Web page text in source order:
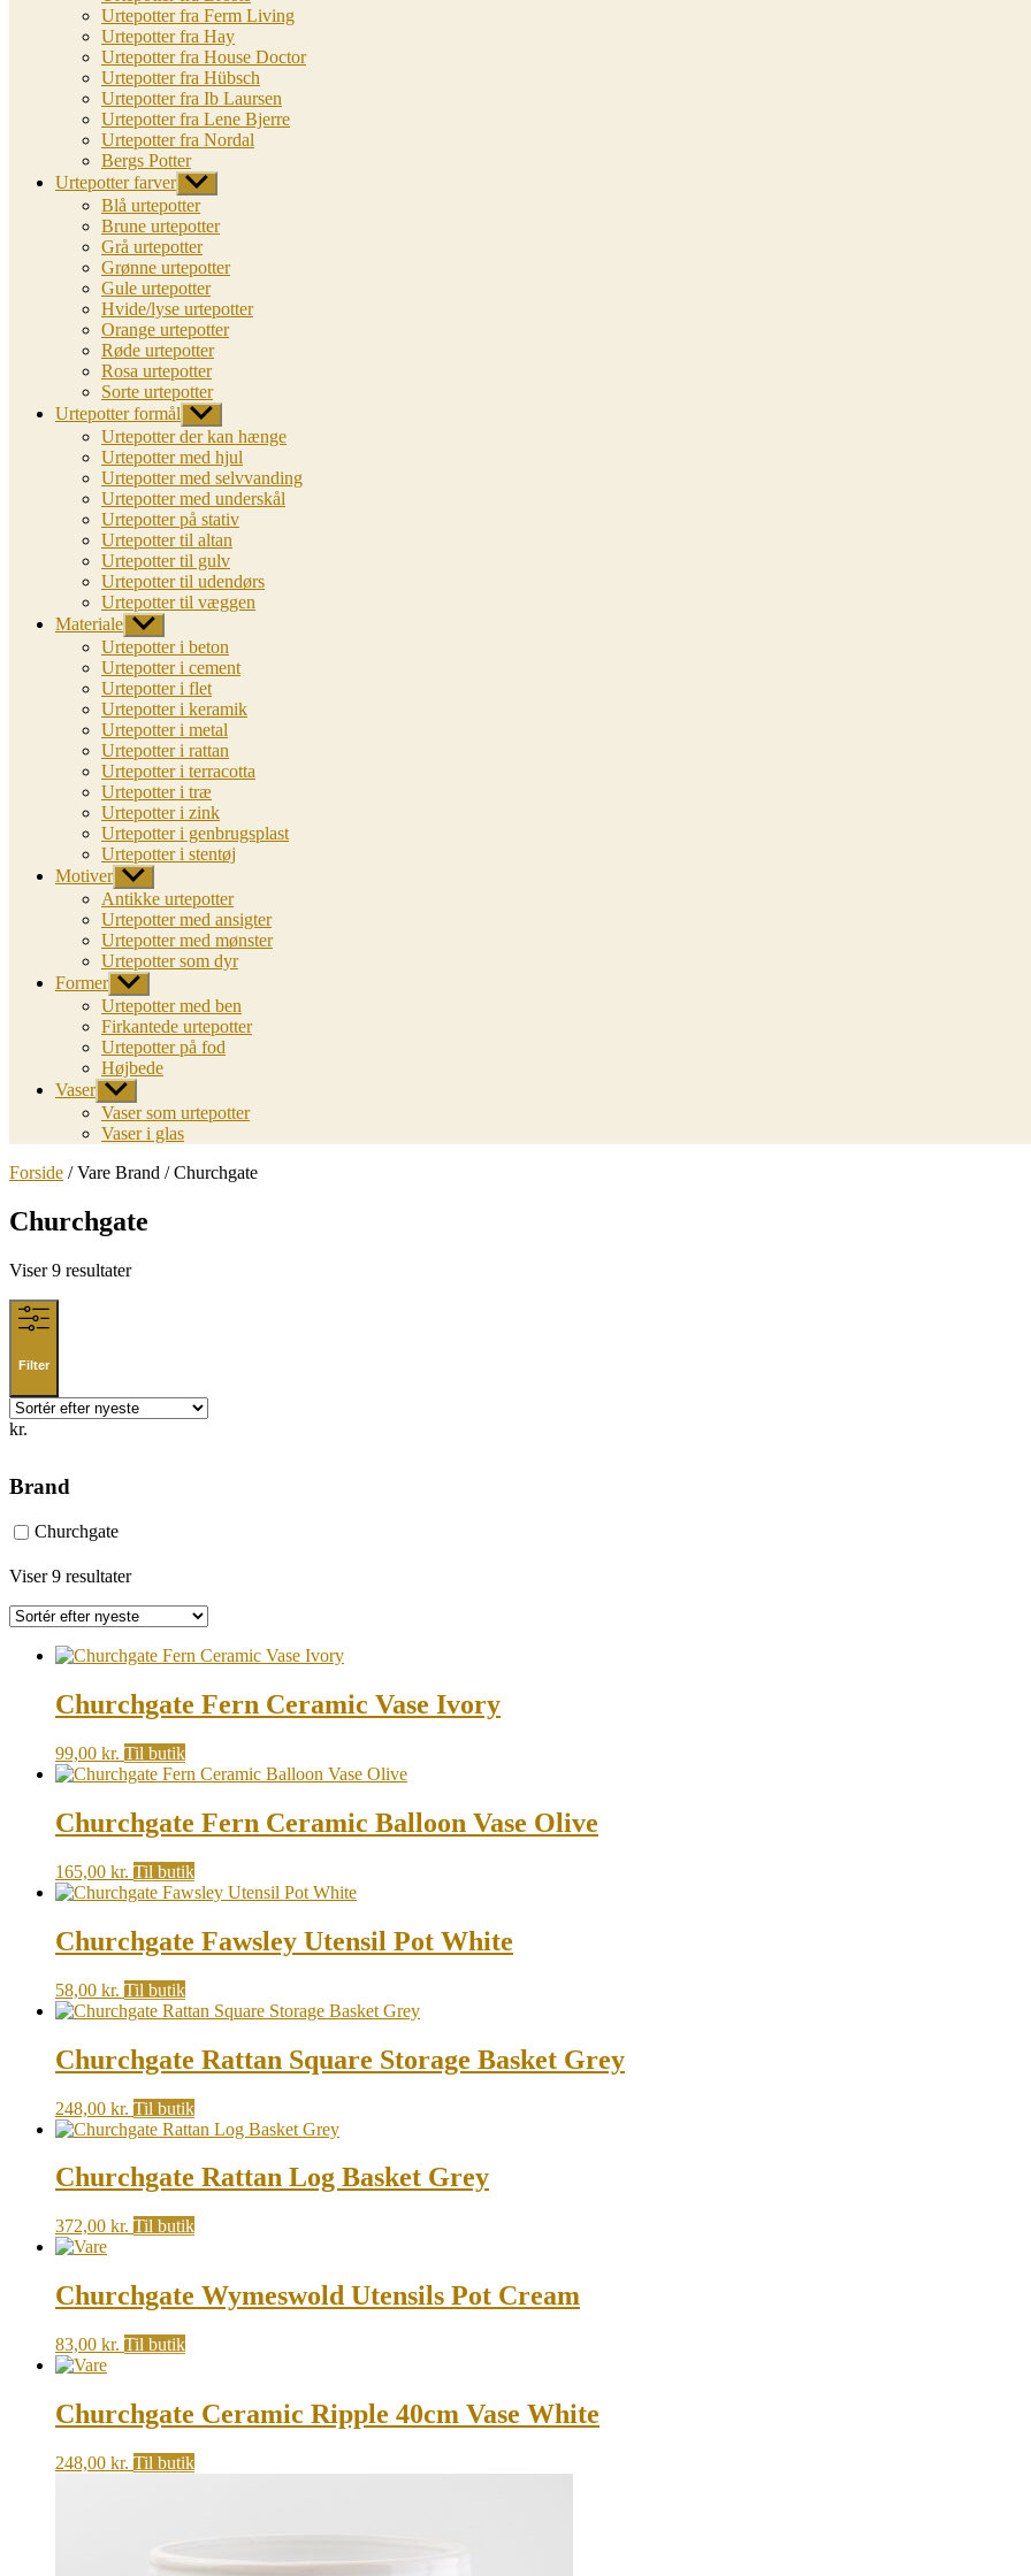
Urtepotter fra Ferm Living
Urtepotter fra Hay
Urtepotter fra House Doctor
Urtepotter fra Hübsch
Urtepotter fra Ib Laursen
Urtepotter fra Lene Bjerre
Urtepotter fra Nordal
Bergs Potter
Urtepotter farver Vis
undermenu
Blå urtepotter
Brune urtepotter
Grå urtepotter
Grønne urtepotter
Gule urtepotter
Hvide/lyse urtepotter
Orange urtepotter
Røde urtepotter
Rosa urtepotter
Sorte urtepotter
Urtepotter formål Vis
undermenu
Urtepotter der kan hænge
Urtepotter med hjul
Urtepotter med selvvanding
Urtepotter med underskål
Urtepotter på stativ
Urtepotter til altan
Urtepotter til gulv
Urtepotter til udendørs
Urtepotter til væggen
Materiale Vis
undermenu
Urtepotter i beton
Urtepotter i cement
Urtepotter i flet
Urtepotter i keramik
Urtepotter i metal
Urtepotter i rattan
Urtepotter i terracotta
Urtepotter i træ
Urtepotter i zink
Urtepotter i genbrugsplast
Urtepotter i stentøj
Motiver Vis
undermenu
Antikke urtepotter
Urtepotter med ansigter
Urtepotter med mønster
Urtepotter som dyr
Former Vis
undermenu
Urtepotter med ben
Firkantede urtepotter
Urtepotter på fod
Højbede
Vaser Vis
undermenu
Vaser som urtepotter
Vaser i glas
Forside / Vare Brand / Churchgate
Churchgate
Viser 9 resultaterSorted
Filter
kr.
Brand
Churchgate
Viser 9 resultaterSorted
latest
Churchgate Fern Ceramic Vase Ivory
99,00 kr. Til butik
Churchgate Fern Ceramic Balloon Vase Olive
165,00 kr. Til butik
Churchgate Fawsley Utensil Pot White
58,00 kr. Til butik
Churchgate Rattan Square Storage Basket Grey
248,00 kr. Til butik
Churchgate Rattan Log Basket Grey
372,00 kr. Til butik
Churchgate Wymeswold Utensils Pot Cream
83,00 kr. Til butik
Churchgate Ceramic Ripple 40cm Vase White
248,00 kr. Til butik